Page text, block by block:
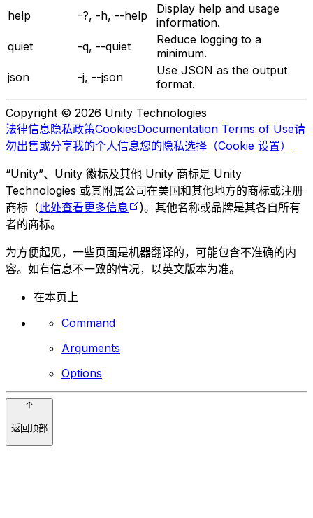
help
-?, -h, --help
Display help and usage
information.
quiet
-q, --quiet
Reduce logging to a
minimum.
json
-j, --json
Use JSON as the output
format.
Copyright © 2026 Unity Technologies
法律信息隐私政策CookiesDocumentation Terms of Use请
勿出售或分享我的个人信息您的隐私选择（Cookie 设置）
“Unity”、Unity 徽标及其他 Unity 商标是 Unity
Technologies 或其附属公司在美国和其他地方的商标或注册
商标（此处查看更多信息
)。其他名称或品牌是其各自所有
者的商标。
为方便起见，一些页面是机器翻译的，可能包含不准确的内
容。如有信息不一致的情况，以英文版本为准。
在本页上
Command
Arguments
Options
返回顶部